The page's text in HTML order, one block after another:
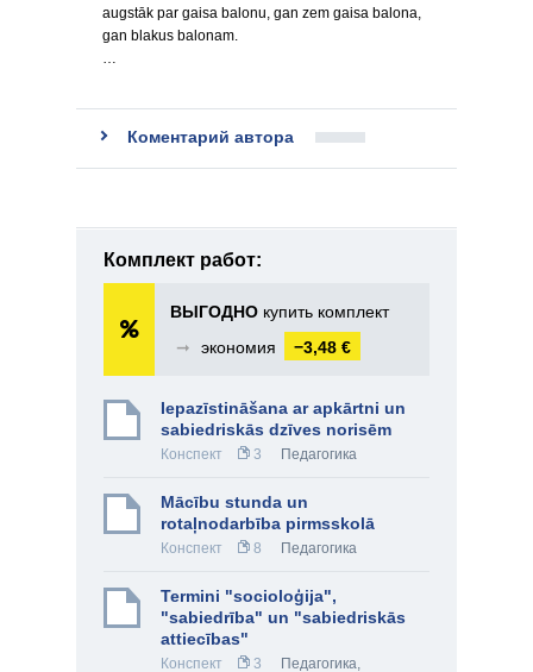
augstāk par gaisa balonu, gan zem gaisa balona,
gan blakus balonam.
…
Коментарий автора
Комплект работ:
ВЫГОДНО купить комплект
➞
экономия −3,48 €
Iepazīstināšana ar apkārtni un
sabiedriskās dzīves norisēm
Конспект 3 Педагогика
Mācību stunda un
rotaļnodarbība pirmsskolā
Конспект 8 Педагогика
Termini "socioloģija",
"sabiedrība" un "sabiedriskās
attiecības"
Конспект 3 Педагогика,